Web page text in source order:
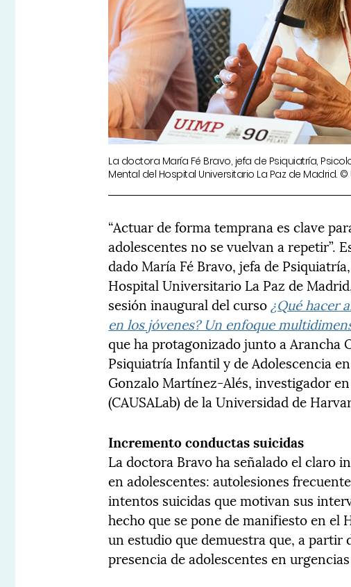
La doctora María Fé Bravo, jefa de Psiquiatría,
Mental del Hospital Universitario La Paz de Madrid.
“Actuar de forma temprana es clave
adolescentes no se vuelvan a repetir”.
dado María Fé Bravo, jefa de
Hospital Universitario La Paz de
sesión inaugural del curso ¿Qué hacer
en los jóvenes? Un enfoque
que ha protagonizado junto a Arancha
Psiquiatría Infantil y de Adolescencia
Gonzalo Martínez-Alés, investigador
(CAUSALab) de la Universidad de
Incremento conductas suicidas
La doctora Bravo ha señalado el claro
en adolescentes: autolesiones
intentos suicidas que motivan sus
hecho que se pone de manifiesto en el
un estudio que demuestra que, a partir
presencia de adolescentes en